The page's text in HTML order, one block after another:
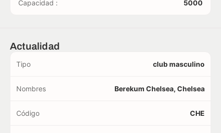
Capacidad :
5000
Actualidad
Tipo club masculino
Nombres Berekum Chelsea, Chelsea
Código CHE